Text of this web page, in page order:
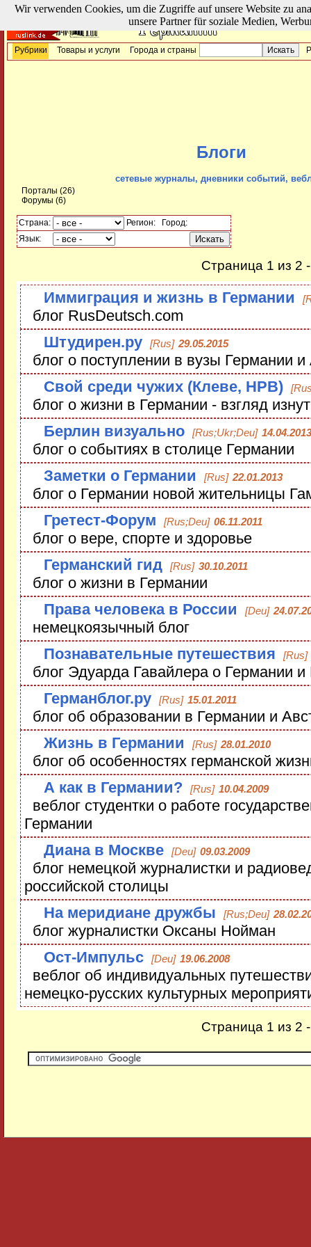
Рубрики Товары и услуги Города и страны
Блоги
cетевые журналы, дневники событий,
Порталы (26)
Форумы (6)
Страна: Регион:
Город:
Язык:
Страница 1 из 2
Иммиграция и жизнь в Германии
блог RusDeutsch.com
Штудирен.ру
[Rus] 29.05.2015
блог о поступлении в вузы Германии и
Свой среди чужих (Клеве, НРВ)
блог о жизни в Германии - взгляд
Берлин визуально
[Rus;Ukr;Deu] 14.04.2013
блог о событиях в столице Германии
Заметки о Германии
[Rus] 22.01.2013
блог о Германии новой жительницы
Гретест-Форум
[Rus;Deu] 06.11.2011
блог о вере, спорте и здоровье
Германский гид
[Rus] 30.10.2011
блог о жизни в Германии
Права человека в России
[Deu]
немецкоязычный блог
Познавательные путешествия
[Rus]
блог Эдуарда Гавайлера о Германии и
Германблог.ру
[Rus] 15.01.2011
блог об образовании в Германии и
Жизнь в Германии
[Rus] 28.01.2010
блог об особенностях германской
А как в Германии?
[Rus] 10.04.2009
веблог студентки о работе
Германии
Диана в Москве
[Deu] 09.03.2009
блог немецкой журналистки и
российской столицы
На меридиане дружбы
[Rus;Deu]
блог журналистки Оксаны Нойман
Ост-Импульс
[Deu] 19.06.2008
веблог об индивидуальных
немецко-русских культурных
Страница 1 из 2
Wir verwenden Cookies, um die Zugriffe auf unsere Website zu
unsere Partner für soziale Medien,